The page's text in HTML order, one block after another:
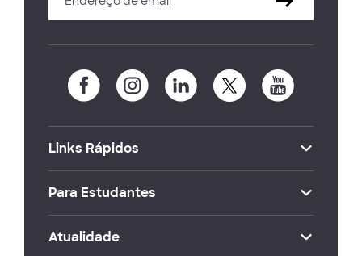
Links Rápidos
Para Estudantes
Atualidade